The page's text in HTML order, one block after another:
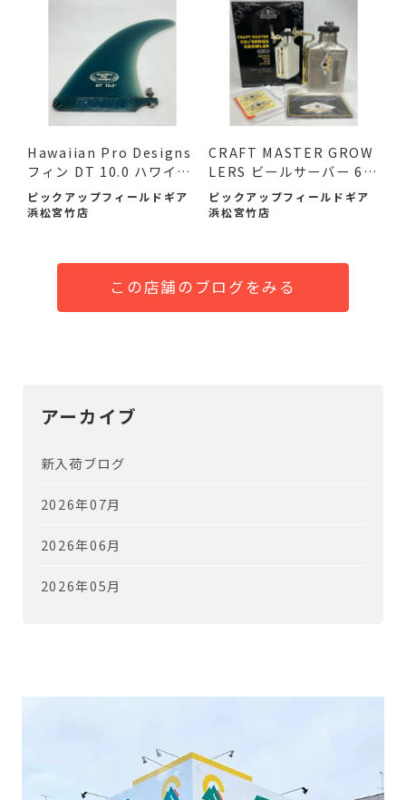
Hawaiian Pro Designs
フィン DT 10.0 ハワイア
ン ...
ピックアップフィールドギア
浜松宮竹店
CRAFT MASTER GROW
LERS ビールサーバー 64
oz 未使...
ピックアップフィールドギア
浜松宮竹店
この店舗のブログをみる
アーカイブ
新入荷ブログ
2026年07月
2026年06月
2026年05月